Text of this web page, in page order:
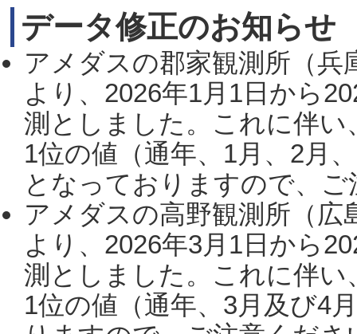
データ修正のお知らせ
アメダスの郡家観測所（
より、2026年1月1日から
測としました。これに伴い
1位の値（通年、1月、2月
となっておりますので、
アメダスの高野観測所（
より、2026年3月1日から
測としました。これに伴い
1位の値（通年、3月及び4